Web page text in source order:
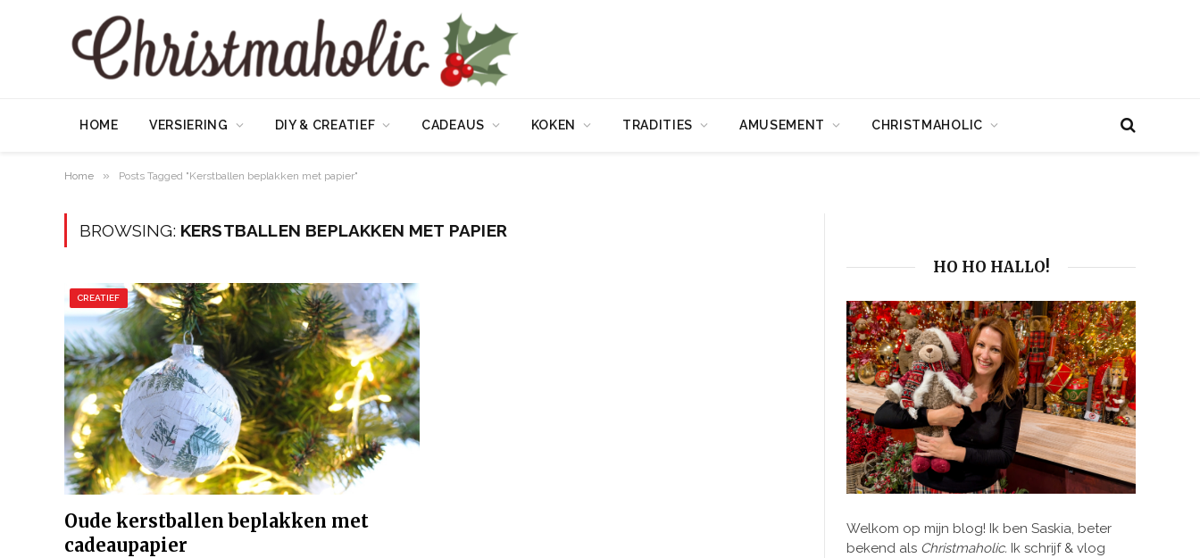
HOME VERSIERING DIY & CREATIEF CADEAUS KOKEN TRADITIES AMUSEMENT CHRISTMAHOLIC
Home » Posts Tagged "Kerstballen beplakken met papier"
BROWSING: KERSTBALLEN BEPLAKKEN MET PAPIER
CREATIEF
Oude kerstballen beplakken met
cadeaupapier
HO HO HALLO!
Welkom op mijn blog! Ik ben Saskia, beter
bekend als Christmaholic. Ik schrijf & vlog